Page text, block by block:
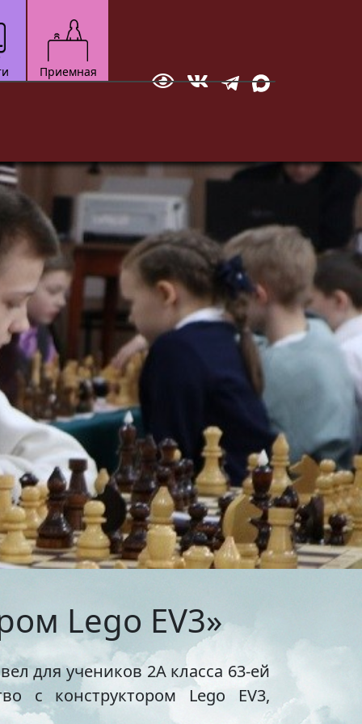
многоборье
атлетика
аэробика
теннис
Приемная
Lego EV3»
для учеников 2А класса 63-ей
с конструктором Lego EV3,